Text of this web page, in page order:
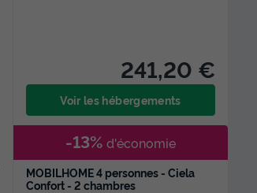
241,20 €
Voir les hébergements
MOBILHOME 4 personnes - Ciela
Confort - 2 chambres
-13% d'économie